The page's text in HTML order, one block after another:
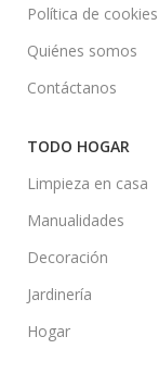
Política de cookies
Quiénes somos
Contáctanos
TODO HOGAR
Limpieza en casa
Manualidades
Decoración
Jardinería
Hogar